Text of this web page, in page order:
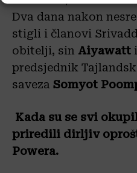
Dva dana nakon
stigli i članovi
obitelji, sin Aiyawatt
predsjednik
saveza Somyot
Kada su se svi
priredili dirljiv
Powera.